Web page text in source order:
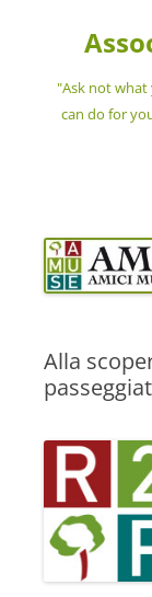
"Ask not what
can do for
Alla